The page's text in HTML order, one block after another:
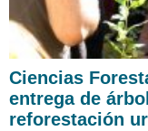
Ciencias
entrega de
reforestación